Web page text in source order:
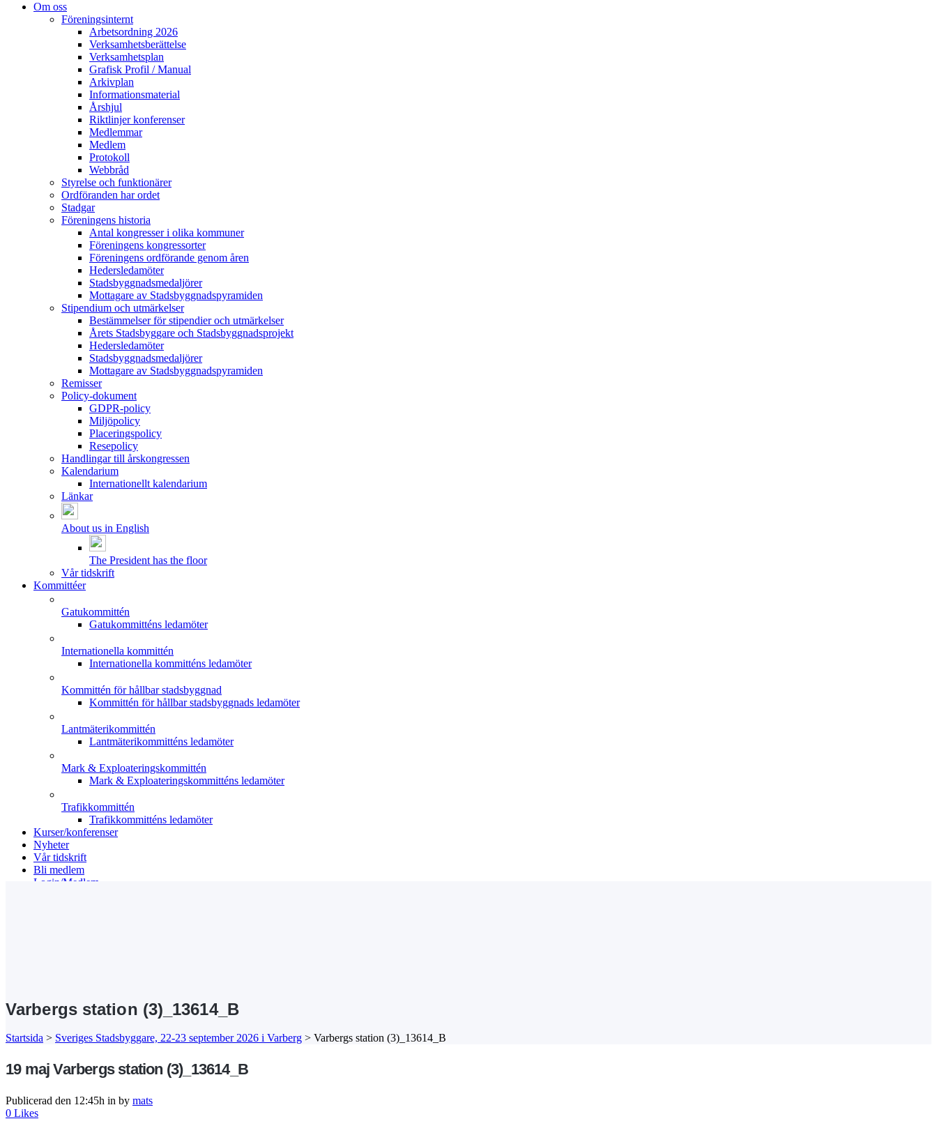
Om oss
Föreningsinternt
Arbetsordning 2026
Verksamhetsberättelse
Verksamhetsplan
Grafisk Profil / Manual
Arkivplan
Informationsmaterial
Årshjul
Riktlinjer konferenser
Medlemmar
Medlem
Protokoll
Webbråd
Styrelse och funktionärer
Ordföranden har ordet
Stadgar
Föreningens historia
Antal kongresser i olika kommuner
Föreningens kongressorter
Föreningens ordförande genom åren
Hedersledamöter
Stadsbyggnadsmedaljörer
Mottagare av Stadsbyggnadspyramiden
Stipendium och utmärkelser
Bestämmelser för stipendier och utmärkelser
Årets Stadsbyggare och Stadsbyggnadsprojekt
Hedersledamöter
Stadsbyggnadsmedaljörer
Mottagare av Stadsbyggnadspyramiden
Remisser
Policy-dokument
GDPR-policy
Miljöpolicy
Placeringspolicy
Resepolicy
Handlingar till årskongressen
Kalendarium
Internationellt kalendarium
Länkar
About us in English
The President has the floor
Vår tidskrift
Kommittéer
Gatukommittén
Gatukommitténs ledamöter
Internationella kommittén
Internationella kommitténs ledamöter
Kommittén för hållbar stadsbyggnad
Kommittén för hållbar stadsbyggnads ledamöter
Lantmäterikommittén
Lantmäterikommitténs ledamöter
Mark & Exploateringskommittén
Mark & Exploateringskommitténs ledamöter
Trafikkommittén
Trafikkommitténs ledamöter
Kurser/konferenser
Nyheter
Vår tidskrift
Bli medlem
Login/Medlem
Varbergs station (3)_13614_B
Startsida > Sveriges Stadsbyggare, 22-23 september 2026 i Varberg > Varbergs station (3)_13614_B
19 maj Varbergs station (3)_13614_B
Publicerad den 12:45h in by mats
0 Likes